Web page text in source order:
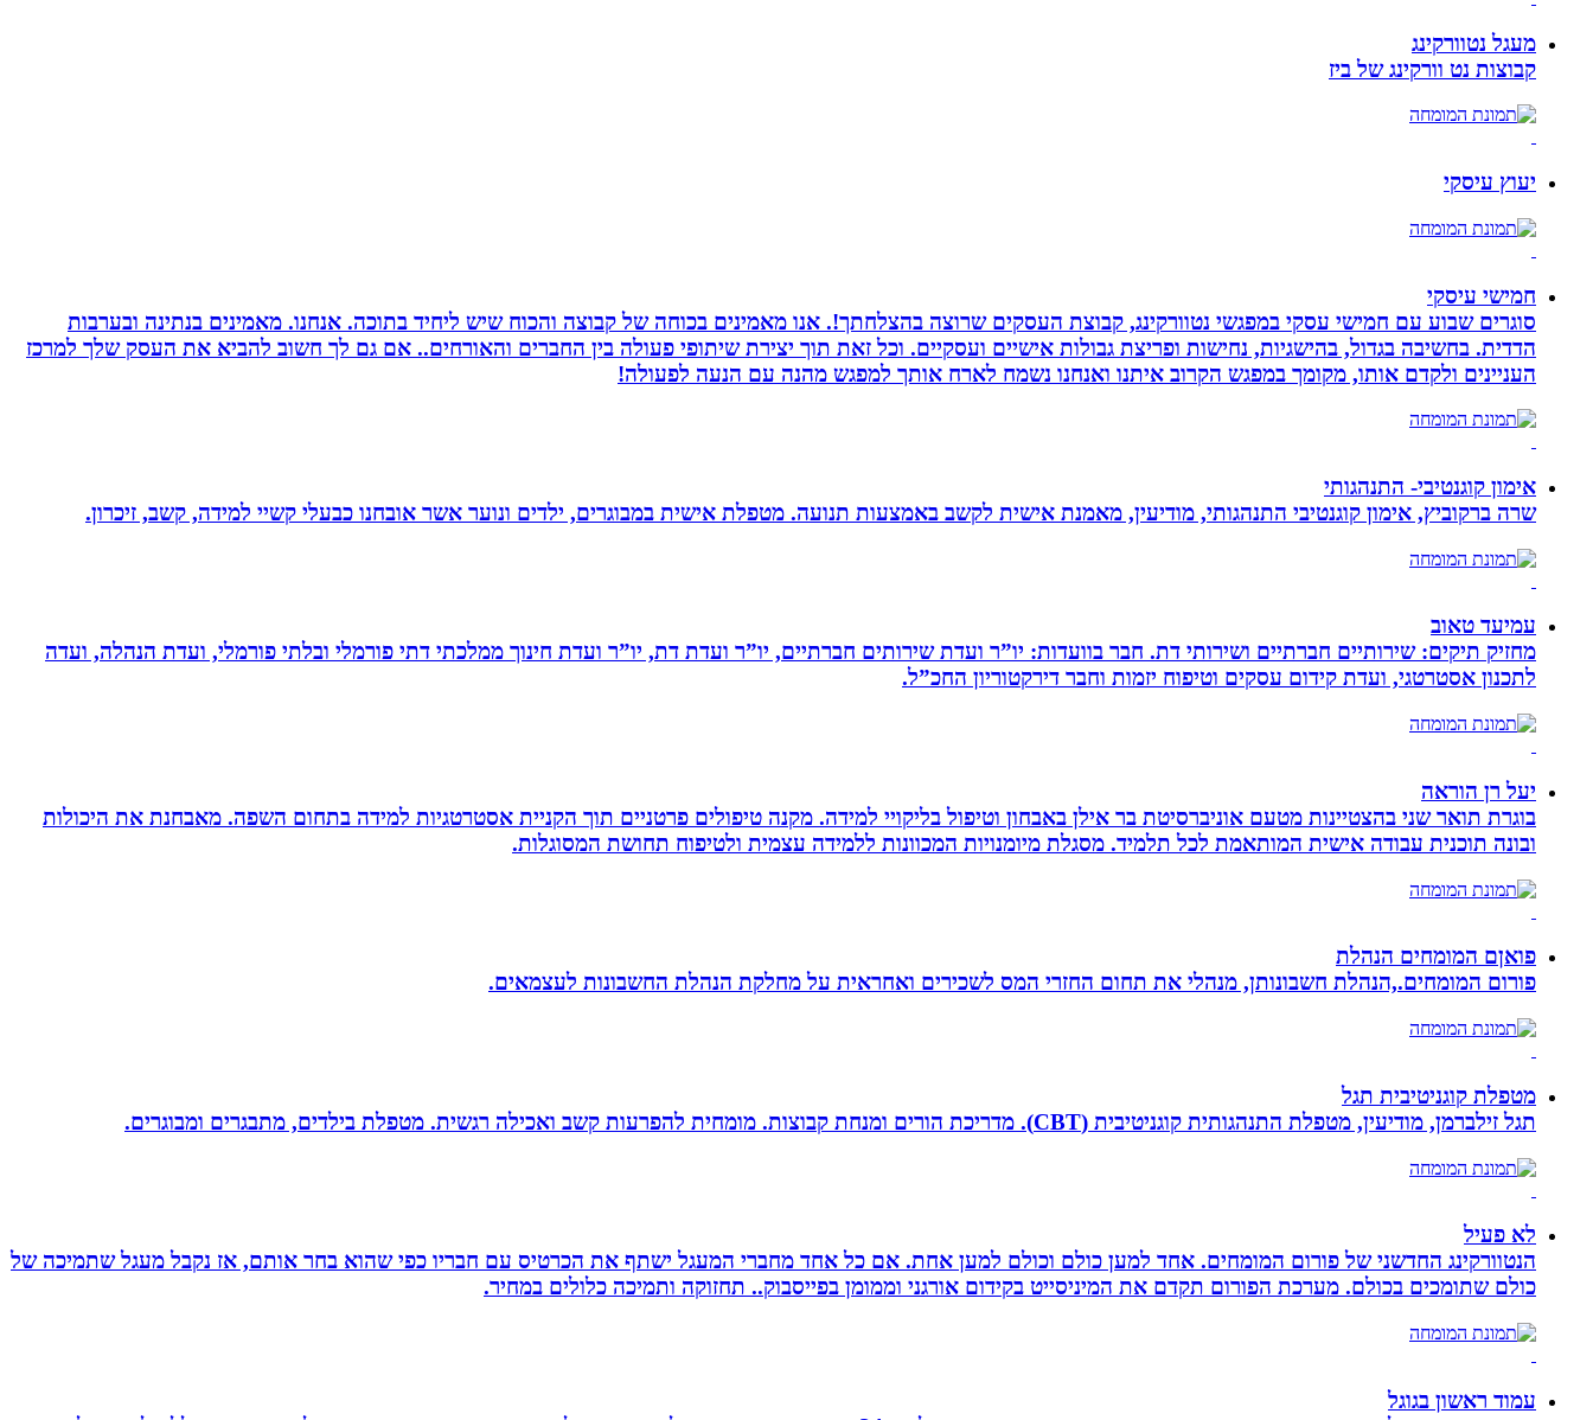
מעגל נטוורקינג
קבוצות נט וורקינג של ביז
יעוץ עיסקי
חמישי עיסקי
סוגרים שבוע עם חמישי עסקי במפגשי נטוורקינג, קבוצת העסקים שרוצה בהצלחתך!. אנו מאמינים בכוחה של קבוצה והכוח שיש ליחיד בתוכה. אנחנו. מאמינים בנתינה ובערבות
הדדית. בחשיבה בגדול, בהישגיות, נחישות ופריצת גבולות אישיים ועסקיים. וכל זאת תוך יצירת שיתופי פעולה בין החברים והאורחים.. אם גם לך חשוב להביא את העסק שלך למרכז
העניינים ולקדם אותו, מקומך במפגש הקרוב איתנו ואנחנו נשמח לארח אותך למפגש מהנה עם הנעה לפעולה!
אימון קוגנטיבי- התנהגותי
שרה ברקוביץ, אימון קוגנטיבי התנהגותי, מודיעין, מאמנת אישית לקשב באמצעות תנועה. מטפלת אישית במבוגרים, ילדים ונוער אשר אובחנו כבעלי קשיי למידה, קשב, זיכרון.
עמיעד טאוב
מחזיק תיקים: שירותיים חברתיים ושירותי דת. חבר בוועדות: יו”ר ועדת שירותים חברתיים, יו”ר ועדת דת, יו”ר ועדת חינוך ממלכתי דתי פורמלי ובלתי פורמלי, ועדת הנהלה, ועדה
לתכנון אסטרטגי, ועדת קידום עסקים וטיפוח יזמות וחבר דירקטוריון החכ”ל.
יעל רן הוראה
בוגרת תואר שני בהצטיינות מטעם אוניברסיטת בר אילן באבחון וטיפול בליקויי למידה. מקנה טיפולים פרטניים תוך הקניית אסטרטגיות למידה בתחום השפה. מאבחנת את היכולות
ובונה תוכנית עבודה אישית המותאמת לכל תלמיד. מסגלת מיומנויות המכוונות ללמידה עצמית ולטיפוח תחושת המסוגלות.
פואןם המומחים הנהלת
פורום המומחים.,הנהלת חשבונותן, מנהלי את תחום החזרי המס לשכירים ואחראית על מחלקת הנהלת החשבונות לעצמאים.
מטפלת קוגניטיבית תגל
תגל זילברמן, מודיעין, מטפלת התנהגותית קוגניטיבית (CBT). מדריכת הורים ומנחת קבוצות. מומחית להפרעות קשב ואכילה רגשית. מטפלת בילדים, מתבגרים ומבוגרים.
לא פעיל
הנטוורקינג החדשני של פורום המומחים. אחד למען כולם וכולם למען אחת. אם כל אחד מחברי המעגל ישתף את הכרטיס עם חבריו כפי שהוא בחר אותם, אז נקבל מעגל שתמיכה של
כולם שתומכים בכולם. מערכת הפורום תקדם את המיניסייט בקידום אורגני וממומן בפייסבוק.. תחזוקה ותמיכה כלולים במחיר.
עמוד ראשון בגוגל